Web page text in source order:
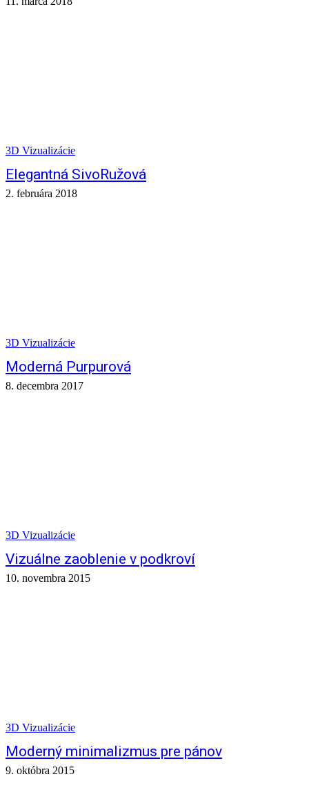
3D Vizualizácie
Elegantná SivoRužová
2. februára 2018
3D Vizualizácie
Moderná Purpurová
8. decembra 2017
3D Vizualizácie
Vizuálne zaoblenie v podkroví
10. novembra 2015
3D Vizualizácie
Moderný minimalizmus pre pánov
9. októbra 2015